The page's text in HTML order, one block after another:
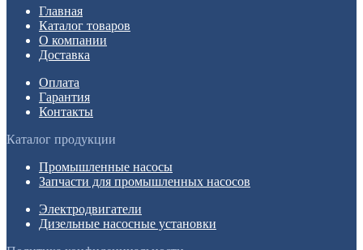
Главная
Каталог товаров
О компании
Доставка
Оплата
Гарантия
Контакты
Каталог продукции
Промышленные насосы
Запчасти для промышленных насосов
Электродвигатели
Дизельные насосные установки